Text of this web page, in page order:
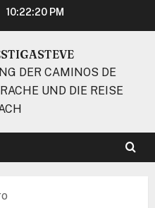
10:22:21 PM
DER CAMINOS DE
UND DIE REISE